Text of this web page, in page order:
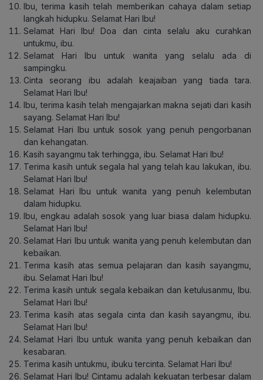
Ibu, terima kasih telah memberikan cahaya dalam setiap
langkah hidupku. Selamat Hari Ibu!
Selamat Hari Ibu! Doa dan cinta selalu aku curahkan
untukmu, ibu.
Selamat Hari Ibu untuk wanita yang selalu ada di
sampingku.
Cinta seorang ibu adalah keajaiban yang tiada tara.
Selamat Hari Ibu!
Ibu, terima kasih telah mengajarkan makna sejati dari kasih
sayang. Selamat Hari Ibu!
Selamat Hari Ibu untuk sosok yang penuh pengorbanan
dan kehangatan.
Kasih sayangmu tak terhingga, ibu. Selamat Hari Ibu!
Terima kasih untuk segala hal yang telah kau lakukan, ibu.
Selamat Hari Ibu!
Selamat Hari Ibu untuk wanita yang penuh kelembutan
dalam hidupku.
Ibu, engkau adalah sosok yang luar biasa dalam hidupku.
Selamat Hari Ibu!
Selamat Hari Ibu untuk wanita yang penuh kelembutan dan
kebaikan.
Terima kasih atas semua pelajaran dan kasih sayangmu,
ibu. Selamat Hari Ibu!
Terima kasih untuk segala kebaikan dan ketulusanmu, Ibu.
Selamat Hari Ibu!
Terima kasih atas segala cinta dan kasih sayangmu, ibu.
Selamat Hari Ibu!
Selamat Hari Ibu untuk wanita yang penuh kebaikan dan
kesabaran.
Terima kasih untukmu, ibuku tercinta. Selamat Hari Ibu!
Selamat Hari Ibu! Cintamu adalah kekuatan terbesar dalam